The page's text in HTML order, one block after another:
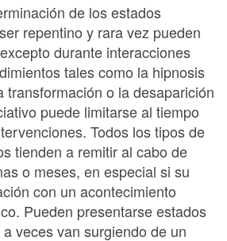
de los estados
repentino y rara vez pueden
durante interacciones
tales como la hipnosis
transformación o la desaparición
puede limitarse al tiempo
Todos los tipos de
tienden a remitir al cabo de
o meses, en especial si su
con un acontecimiento
Pueden presentarse estados
veces van surgiendo de un